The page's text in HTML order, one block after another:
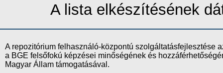
A lista elkészítésének
A repozitórium felhasználó-központú szolgáltatásfejlesztése
a BGE felsőfokú képzései minőségének és
Magyar Állam támogatásával.